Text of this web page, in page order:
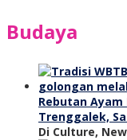
Budaya
Rebutan
Trenggalek,
Di Culture,